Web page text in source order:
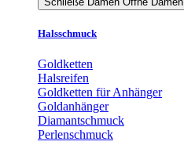
Halsschmuck
Goldketten
Halsreifen
Goldketten für Anhänger
Goldanhänger
Diamantschmuck
Perlenschmuck